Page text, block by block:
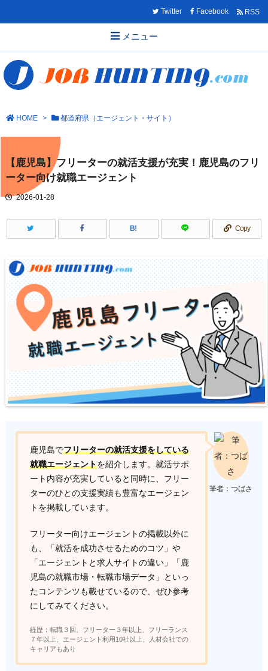
メニュー
Twitter Facebook RSS
HOME > 都道府県（エージェント・サイト）
【鹿児島】フリーターの就活支援が充実！鹿児島のフリ
ーター向け就職エージェント
2026-01-28
B! Copy
筆者：つばさ
鹿児島でフリーターの就活支援をしている
就職エージェントを紹介します。就活サポ
ート内容が充実していると同時に、フリー
ターのひとの支援実績も豊富なエージェン
トを掲載しています。
フリーター向けエージェントの掲載以外に
も、「就活を成功させるためのコツ」や
「エージェントと求人サイトの違い」「鹿
児島の就職市場・転職市場データ」といっ
たコンテンツも載せているので、ぜひ参考
にしてみてください。
経歴：転職３回、フリーター３年以上、フリーランス
７年以上、エージェント利用10社以上、人材会社での
キャリアもあり